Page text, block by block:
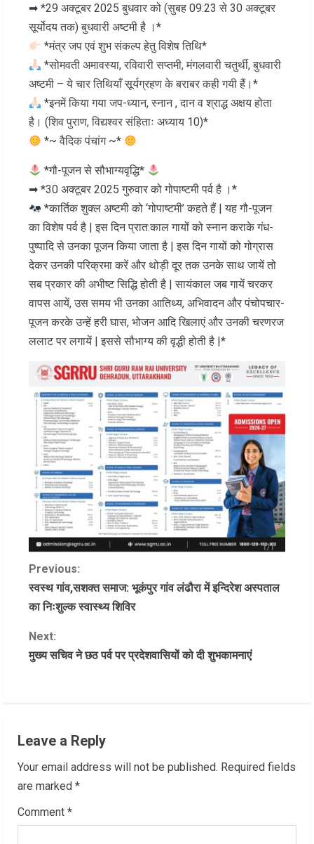
➡ *29 अक्टूबर 2025 बुधवार को (सुबह 09:23 से 30 अक्टूबर
सूर्योदय तक) बुधवारी अष्टमी है ।*
*मंत्र जप एवं शुभ संकल्प हेतु विशेष तिथि*
*सोमवती अमावस्या, रविवारी सप्तमी, मंगलवारी चतुर्थी, बुधवारी
अष्टमी – ये चार तिथियाँ सूर्यग्रहण के बराबर कही गयी हैं।*
*इनमें किया गया जप-ध्यान, स्नान , दान व श्राद्ध अक्षय होता
है। (शिव पुराण, विद्यश्वर संहिताः अध्याय 10)*
*~ वैदिक पंचांग ~*
*गौ-पूजन से सौभाग्यवृद्धि*
➡ *30 अक्टूबर 2025 गुरुवार को गोपाष्टमी पर्व है ।*
*कार्तिक शुक्ल अष्टमी को ‘गोपाष्टमी’ कहते हैं | यह गौ-पूजन
का विशेष पर्व है | इस दिन प्रात:काल गायों को स्नान कराके गंध-
पुष्पादि से उनका पूजन किया जाता है | इस दिन गायों को गोग्रास
देकर उनकी परिक्रमा करें और थोड़ी दूर तक उनके साथ जायें तो
सब प्रकार की अभीष्ट सिद्धि होती है | सायंकाल जब गायें चरकर
वापस आयें, उस समय भी उनका आतिथ्य, अभिवादन और पंचोपचार-
पूजन करके उन्हें हरी घास, भोजन आदि खिलाएं और उनकी चरणरज
ललाट पर लगायें | इससे सौभाग्य की वृद्धी होती है |*
C
o
n
t
u
e
R
Previous:
स्वस्थ गांव,सशक्त समाज: भूकंपुर गांव लंढौरा में इन्दिरेश अस्पताल
का निःशुल्क स्वास्थ्य शिविर
Next:
मुख्य सचिव ने छठ पर्व पर प्रदेशवासियों को दी शुभकामनाएं
Leave a Reply
Your email address will not be published. Required fields
are marked *
Comment *